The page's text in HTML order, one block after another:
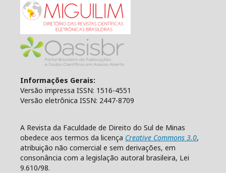
Informações Gerais:
Versão impressa ISSN: 1516-4551
Versão eletrônica ISSN: 2447-8709
A Revista da Faculdade de Direito do Sul de Minas
obedece aos termos da licença Creative Commons 3.0,
atribuição não comercial e sem derivações, em
consonância com a legislação autoral brasileira, Lei
9.610/98.